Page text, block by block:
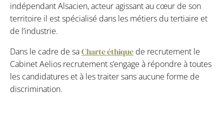
indépendant Alsacien, acteur agissant au cœur de son
territoire il est spécialisé dans les métiers du tertiaire et
de l’industrie.
Dans le cadre de saCharte éthique de recrutement le
Cabinet Aelios recrutement s’engage à répondre à toutes
les candidatures et à les traiter sans aucune forme de
discrimination.